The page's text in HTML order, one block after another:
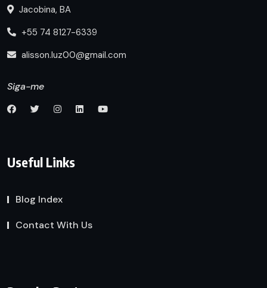
Jacobina, BA
+55 74 8127-6339
alisson.luz00@gmail.com
Siga-me
Useful Links
Blog Index
Contact With Us